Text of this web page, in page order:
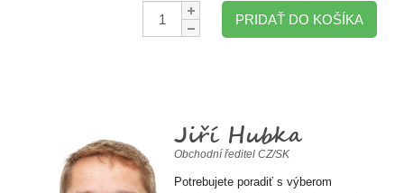
Množstvo:
PRIDAŤ DO KOŠÍKA
Jiří Hubka
Obchodní ředitel CZ/SK
Potrebujete poradiť s výberom